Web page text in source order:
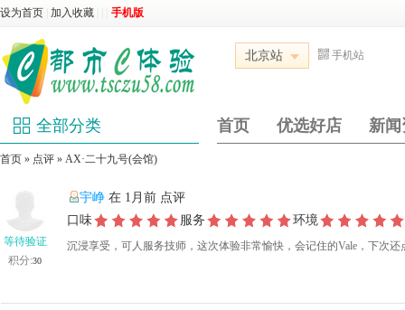
设为首页 加入收藏 手机版
北京站 手机站
全部分类 首页 优选好店 新闻
首页 » 点评 » ‌AX·二十九号(会馆)
等待验证
积分:30
宇峥 在 1月前 点评
口味
服务 环境
沉浸享受，可人服务技师，这次体验非常愉快，会记住的Vale，下次